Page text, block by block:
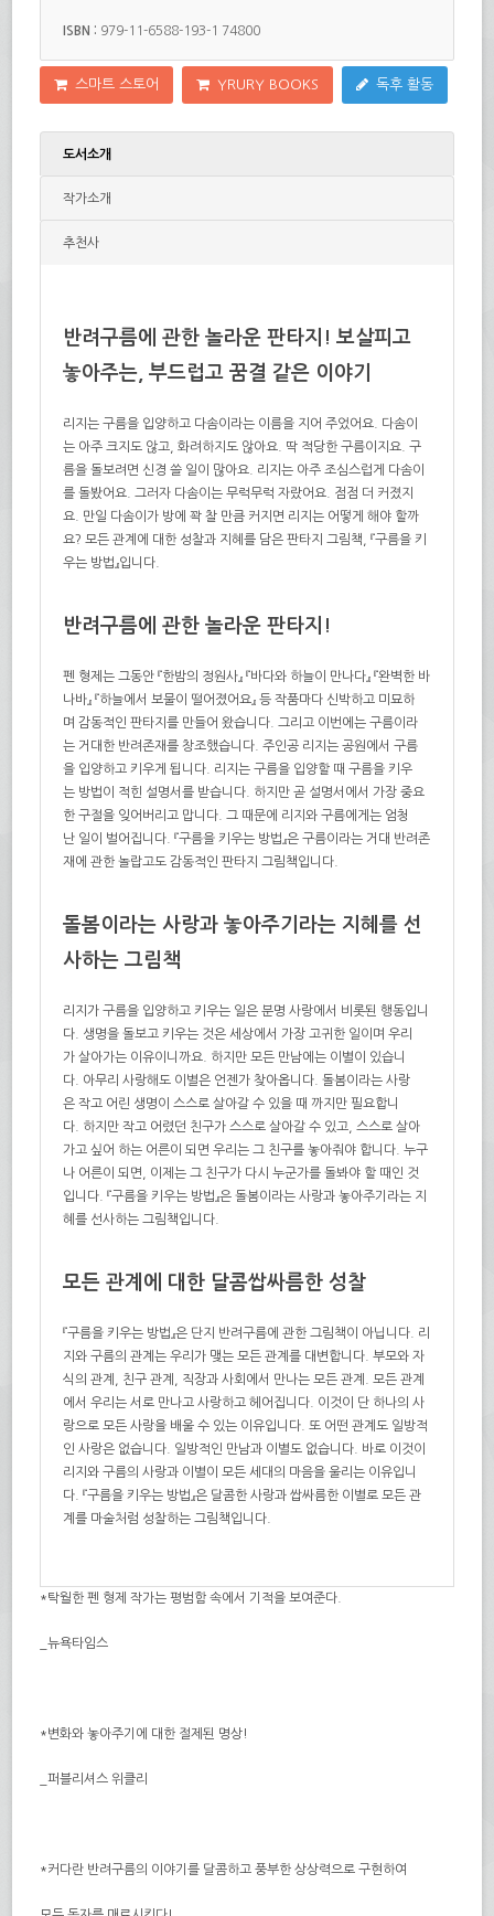
ISBN : 979-11-6588-193-1 74800
스마트 스토어 YRURY BOOKS 독후 활동
도서소개
작가소개
추천사
반려구름에 관한 놀라운 판타지! 보살피고
놓아주는, 부드럽고 꿈결 같은 이야기
리지는 구름을 입양하고 다솜이라는 이름을 지어 주었어요
다솜이
는 아주 크지도 않고 ,화려하지도 않아요 딱 적당한 구름이지요 .구
름을 돌보려면 신경 쓸 일이 많아요
리지는 아주 조심스럽게 다솜이
를 돌봤어요 .그러자 다솜이는 무럭무럭 자랐어요
점점 더 커졌지
요
만일 다솜이가 방에 꽉 찰 만큼 커지면 리지는 어떻게 해야 할까
요?모든 관계에 대한 성찰과 지혜를 담은 판타지 그림책 ,『구름을 키
우는 방법』입니다
반려구름에 관한 놀라운 판타지!
펜 형제는 그동안 『한밤의 정원사』 『바다와 하늘이 만나다』 『완벽한 바
나바』 『하늘에서 보물이 떨어졌어요』 등 작품마다 신박하고 미묘하
며 감동적인 판타지를 만들어 왔습니다 .그리고 이번에는 구름이라
는 거대한 반려존재를 창조했습니다.
주인공 리지는 공원에서 구름
을 입양하고 키우게 됩니다
리지는 구름을 입양할 때 구름을 키우
는 방법이 적힌 설명서를 받습니다
하지만 곧 설명서에서 가장 중요
한 구절을 잊어버리고 맙니다 .그 때문에 리지와 구름에게는 엄청
난 일이 벌어집니다 .『구름을 키우는 방법』은 구름이라는 거대 반려존
재 에 관한 놀랍고도 감동적인 판타지 그림책입니다
돌봄이라는 사랑과 놓아주기라는 지혜를 선
사하는 그림책
리지가 구름을 입양하고 키우는 일은 분명 사랑에서 비롯된 행동입니
다
생명을 돌보고 키우는 것은 세상에서 가장 고귀한 일이며 우리
가 살아가는 이유이니까요. 하지만 모든 만남에는 이별이 있습니
다
아무리 사랑해도 이별은 언젠가 찾아옵니다 .돌봄이라는 사랑
은 작고 어린 생명이 스스로 살아갈 수 있을 때 까지만 필요합니
다
하지만 작고 어렸던 친구가 스스로 살아갈 수 있고 ,스스로 살아
가고 싶어 하는 어른이 되면 우리는 그 친구를 놓아줘야 합니다 .누구
나 어른이 되면
이제는 그 친구가 다시 누군가를 돌봐야 할 때인 것
입니다 .『구름을 키우는 방법』은 돌봄이라는 사랑과 놓아주기라는 지
혜를 선사하는 그림책입니다
모든 관계에 대한 달콤쌉싸름한 성찰
『구름을 키우는 방법』은 단지 반려구름에 관한 그림책이 아닙니다. 리
지와 구름의 관계는 우리가 맺는 모든 관계를 대변합니다. 부모와 자
식의 관계, 친구 관계, 직장과 사회에서 만나는 모든 관계. 모든 관계
에서 우리는 서로 만나고 사랑하고 헤어집니다. 이것이 단 하나의 사
랑으로 모든 사랑을 배울 수 있는 이유입니다. 또 어떤 관계도 일방적
인 사랑은 없습니다. 일방적인 만남과 이별도 없습니다. 바로 이것이
리지와 구름의 사랑과 이별이 모든 세대의 마음을 울리는 이유입니
다. 『구름을 키우는 방법』은 달콤한 사랑과 쌉싸름한 이별로 모든 관
계를 마술처럼 성찰하는 그림책입니다.
*탁월한 펜 형제 작가는 평범함 속에서 기적을 보여준다
_뉴욕타임스
*변화와 놓아주기에 대한 절제된 명상!
_퍼블리셔스 위클리
*커다란 반려구름의 이야기를 달콤하고 풍부한 상상력으로 구현하여